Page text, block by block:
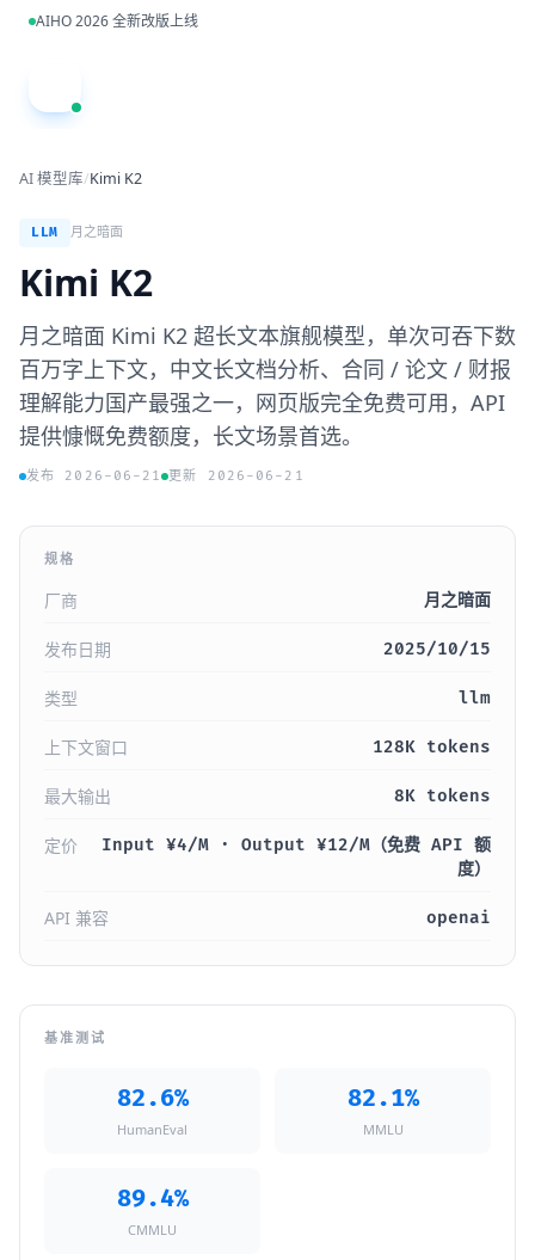
跳到主内容
AIHO 2026 全新改版上线
AI 模型库/Kimi K2
LLM 月之暗面
Kimi K2
月之暗面 Kimi K2 超长文本旗舰模型，单次可吞下数
百万字上下文，中文长文档分析、合同 / 论文 / 财报
理解能力国产最强之一，网页版完全免费可用，API
提供慷慨免费额度，长文场景首选。
发布 2026-06-21 更新 2026-06-21
规格
厂商 月之暗面
发布日期 2025/10/15
类型 llm
上下文窗口 128K tokens
最大输出 8K tokens
定价
Input ¥4/M · Output ¥12/M（免费 API 额
度）
API 兼容 openai
基准测试
82.6%
HumanEval
82.1%
MMLU
89.4%
CMMLU